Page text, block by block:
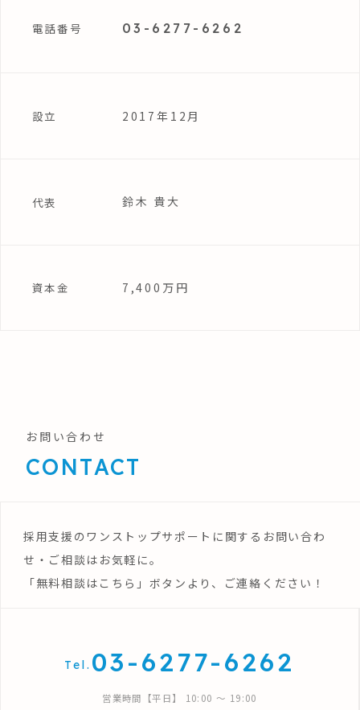
電話番号 03-6277-6262
設立 2017年12月
代表 鈴木 貴大
資本金 7,400万円
お問い合わせ
CONTACT
採用支援のワンストップサポートに関するお問い合わ
せ・ご相談はお気軽に。
「無料相談はこちら」ボタンより、ご連絡ください！
Tel. 03-6277-6262
営業時間【平日】 10:00 〜 19:00